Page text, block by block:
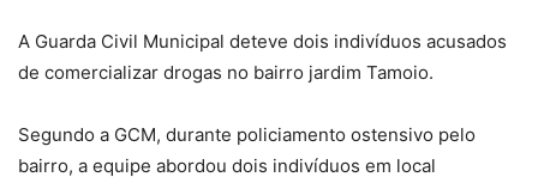
A Guarda Civil Municipal deteve dois indivíduos acusados
de comercializar drogas no bairro jardim Tamoio.
Segundo a GCM, durante policiamento ostensivo pelo
bairro, a equipe abordou dois indivíduos em local